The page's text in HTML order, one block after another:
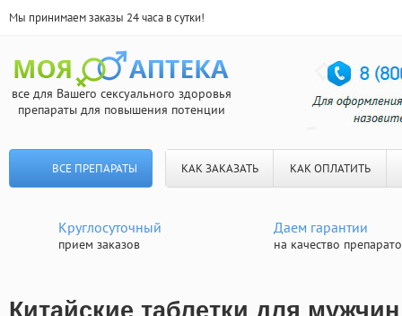
Мы принимаем заказы 24 часа в сутки!
все для Вашего сексуального здоровья
препараты для повышения потенции
ВСЕ ПРЕПАРАТЫ КАК ЗАКАЗАТЬ КАК ОПЛАТИТЬ
Круглосуточный
прием заказов
Даем гарантии
на качество